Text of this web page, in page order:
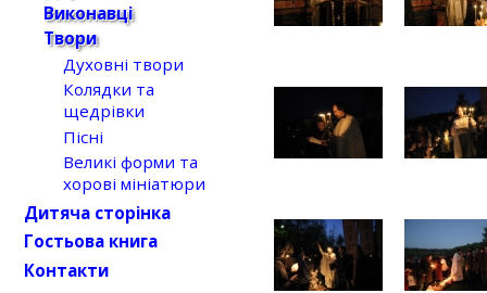
Виконавці
Твори
Духовні твори
Колядки та
щедрівки
Пісні
Великі форми та
хорові мініатюри
Дитяча сторінка
Гостьова книга
Контакти